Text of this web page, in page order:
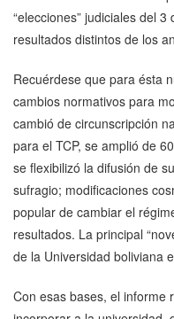
“elecciones” judiciales del
resultados distintos de los
Recuérdese que para ésta
cambios normativos para
cambió de circunscripción
para el TCP, se amplió de
se flexibilizó la difusión de
sufragio; modificaciones
popular de cambiar el
resultados. La principal
de la Universidad boliviana
Con esas bases, el informe